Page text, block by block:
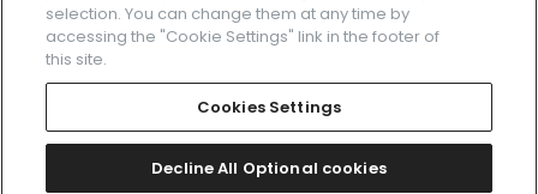
プライバシーポリシー Cookies Settings
Amazon PayはAmazon.com, Inc.またはその関連会社の商標です。
selection. You can change them at any time by
accessing the "Cookie Settings" link in the footer of
this site.
Cookies Settings
Decline All Optional cookies